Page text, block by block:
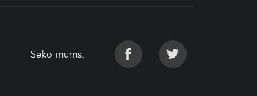
Seko mums: